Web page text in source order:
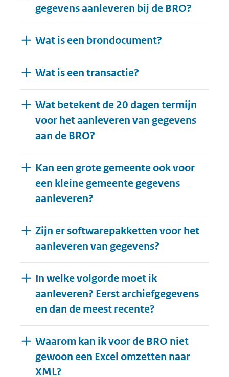
gegevens aanleveren bij de BRO?
Wat is een brondocument?
Wat is een transactie?
Wat betekent de 20 dagen termijn
voor het aanleveren van gegevens
aan de BRO?
Kan een grote gemeente ook voor
een kleine gemeente gegevens
aanleveren?
Zijn er softwarepakketten voor het
aanleveren van gegevens?
In welke volgorde moet ik
aanleveren? Eerst archiefgegevens
en dan de meest recente?
Waarom kan ik voor de BRO niet
gewoon een Excel omzetten naar
XML?